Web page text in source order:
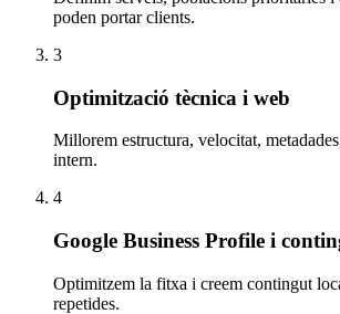
poden portar clients.
3
Optimització tècnica i web
Millorem estructura, velocitat,
intern.
4
Google Business Profile i
Optimitzem la fitxa i creem contingut
repetides.